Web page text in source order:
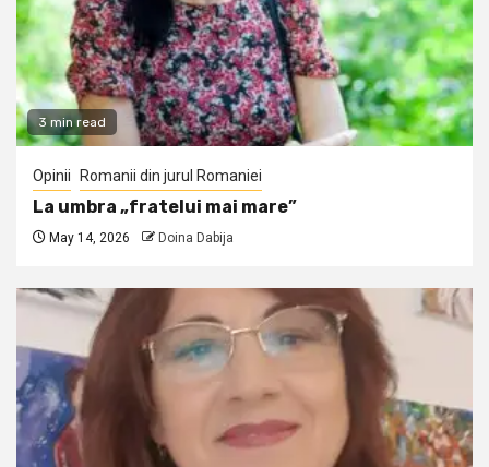
3 min read
Opinii Romanii din jurul Romaniei
La umbra „fratelui mai mare”
May 14, 2026 Doina Dabija